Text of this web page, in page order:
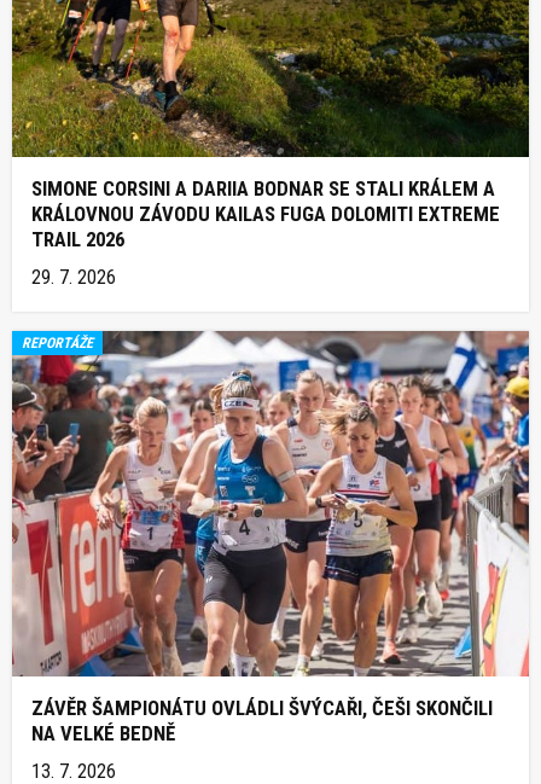
SIMONE CORSINI A DARIIA BODNAR SE STALI KRÁLEM A
KRÁLOVNOU ZÁVODU KAILAS FUGA DOLOMITI EXTREME
TRAIL 2026
29. 7. 2026
REPORTÁŽE
ZÁVĚR ŠAMPIONÁTU OVLÁDLI ŠVÝCAŘI, ČEŠI SKONČILI
NA VELKÉ BEDNĚ
13. 7. 2026